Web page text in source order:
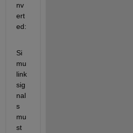
nv
ert
ed:
Si
mu
link
sig
nal
s
mu
st